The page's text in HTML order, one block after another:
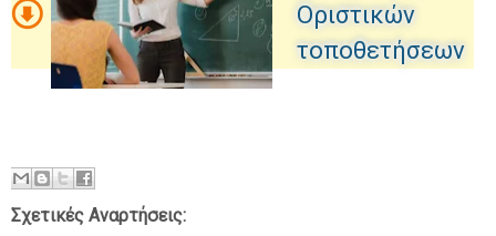
Οριστικών
τοποθετήσεων
Σχετικές Αναρτήσεις: